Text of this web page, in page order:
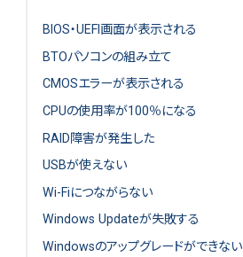
BIOS・UEFI画面が表示される
BTOパソコンの組み立て
CMOSエラーが表示される
CPUの使用率が100％になる
RAID障害が発生した
USBが使えない
Wi-Fiにつながらない
Windows Updateが失敗する
Windowsのアップグレードができない